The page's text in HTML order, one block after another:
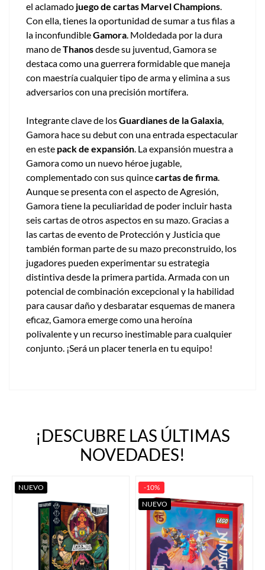
el aclamado juego de cartas Marvel Champions.
Con ella, tienes la oportunidad de sumar a tus filas a
la inconfundibleGamora. Moldedada por la dura
mano deThanosdesde su juventud, Gamora se
destaca como una guerrera formidable que maneja
con maestría cualquier tipo de arma y elimina a sus
adversarios con una precisión mortífera.
Integrante clave de losGuardianes de la Galaxia,
Gamora hace su debut con una entrada espectacular
en este pack de expansión. La expansión muestra a
Gamora como un nuevo héroe jugable,
complementado con sus quincecartas de firma.
Aunque se presenta con el aspecto de Agresión,
Gamora tiene la peculiaridad de poder incluir hasta
seis cartas de otros aspectos en su mazo. Gracias a
las cartas de evento de Protección y Justicia que
también forman parte de su mazo preconstruido, los
jugadores pueden experimentar su estrategia
distintiva desde la primera partida. Armada con un
potencial de combinación excepcional y la habilidad
para causar daño y desbaratar esquemas de manera
eficaz, Gamora emerge como una heroína
polivalente y un recurso inestimable para cualquier
conjunto. ¡Será un placer tenerla en tu equipo!
¡DESCUBRE LAS ÚLTIMAS
NOVEDADES!
NUEVO
-10%
NUEVO